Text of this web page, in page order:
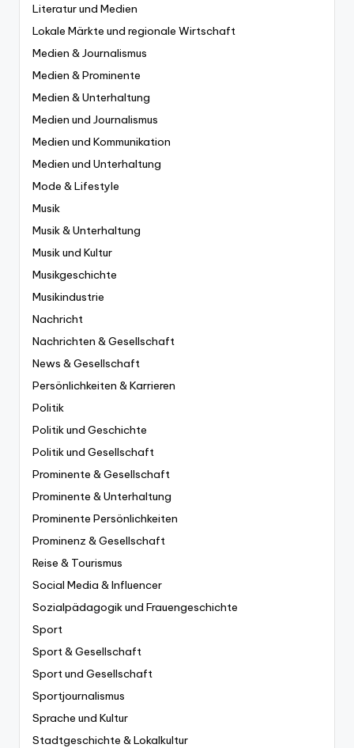
Literatur und Medien
Lokale Märkte und regionale Wirtschaft
Medien & Journalismus
Medien & Prominente
Medien & Unterhaltung
Medien und Journalismus
Medien und Kommunikation
Medien und Unterhaltung
Mode & Lifestyle
Musik
Musik & Unterhaltung
Musik und Kultur
Musikgeschichte
Musikindustrie
Nachricht
Nachrichten & Gesellschaft
News & Gesellschaft
Persönlichkeiten & Karrieren
Politik
Politik und Geschichte
Politik und Gesellschaft
Prominente & Gesellschaft
Prominente & Unterhaltung
Prominente Persönlichkeiten
Prominenz & Gesellschaft
Reise & Tourismus
Social Media & Influencer
Sozialpädagogik und Frauengeschichte
Sport
Sport & Gesellschaft
Sport und Gesellschaft
Sportjournalismus
Sprache und Kultur
Stadtgeschichte & Lokalkultur